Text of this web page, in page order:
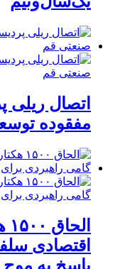
اتصال ریلی
مفقوده
اقتصادی